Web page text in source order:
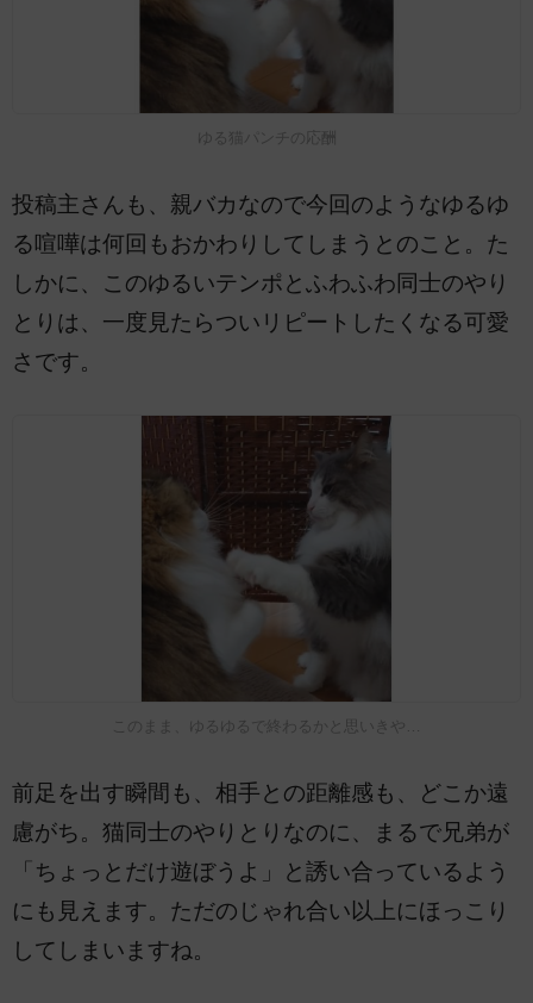
ゆる猫パンチの応酬
投稿主さんも、親バカなので今回のようなゆるゆ
る喧嘩は何回もおかわりしてしまうとのこと。た
しかに、このゆるいテンポとふわふわ同士のやり
とりは、一度見たらついリピートしたくなる可愛
さです。
このまま、ゆるゆるで終わるかと思いきや…
前足を出す瞬間も、相手との距離感も、どこか遠
慮がち。猫同士のやりとりなのに、まるで兄弟が
「ちょっとだけ遊ぼうよ」と誘い合っているよう
にも見えます。ただのじゃれ合い以上にほっこり
してしまいますね。